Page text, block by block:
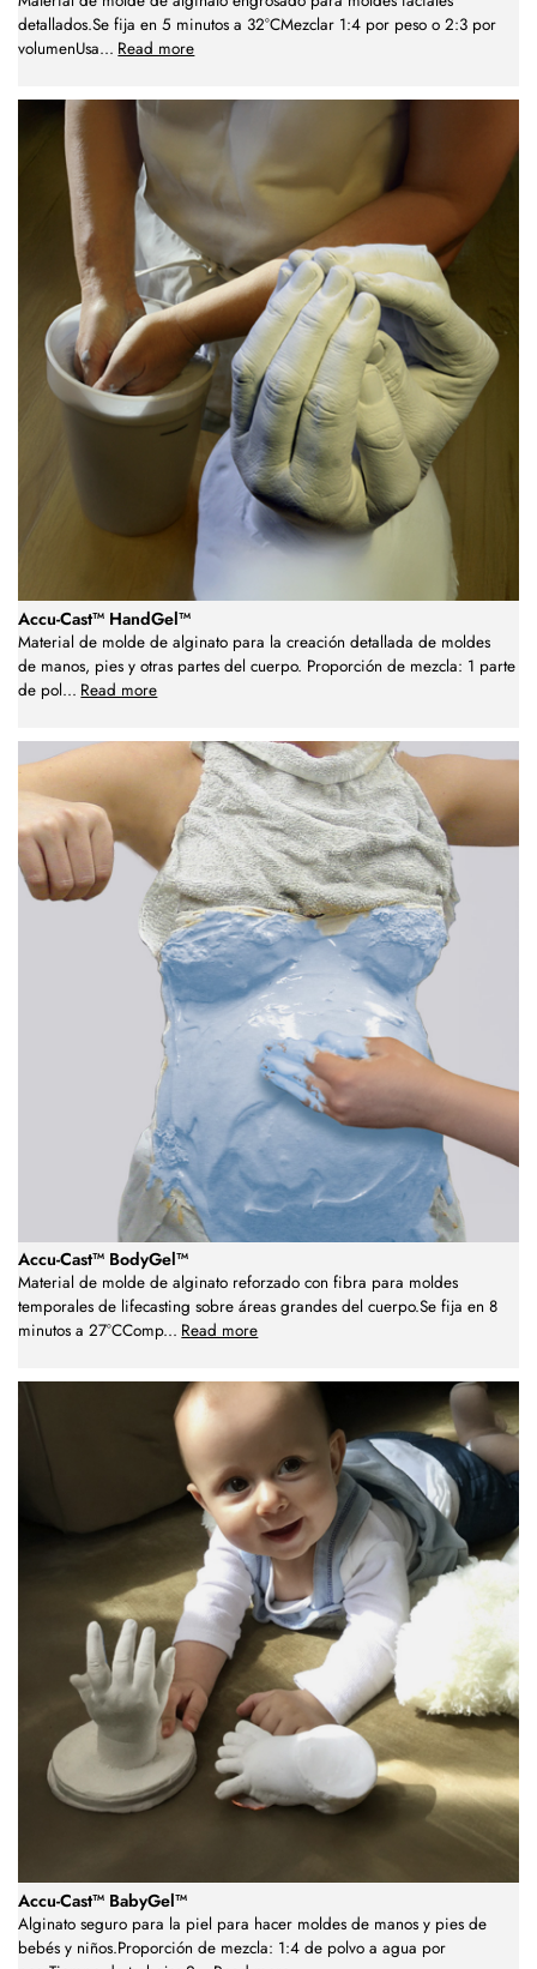
detallados.Se fija en 5 minutos a 32°CMezclar 1:4 por peso o 2:3 por
volumenUsa... Read more
Accu-Cast™ HandGel™
Material de molde de alginato para la creación detallada de moldes
de manos, pies y otras partes del cuerpo. Proporción de mezcla: 1 parte
de pol... Read more
Accu-Cast™ BodyGel™
Material de molde de alginato reforzado con fibra para moldes
temporales de lifecasting sobre áreas grandes del cuerpo.Se fija en 8
minutos a 27°CComp... Read more
Accu-Cast™ BabyGel™
Alginato seguro para la piel para hacer moldes de manos y pies de
bebés y niños.Proporción de mezcla: 1:4 de polvo a agua por